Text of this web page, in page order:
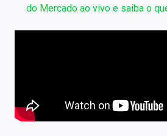
do Mercado ao vivo e saiba o